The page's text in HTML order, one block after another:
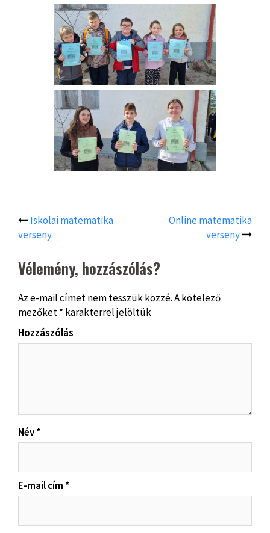
Post
navigation
Iskolai matematika
verseny
Online matematika
verseny
Vélemény, hozzászólás?
Az e-mail címet nem tesszük közzé.A kötelező
mezőket* karakterrel jelöltük
Hozzászólás
Név*
E-mail cím *